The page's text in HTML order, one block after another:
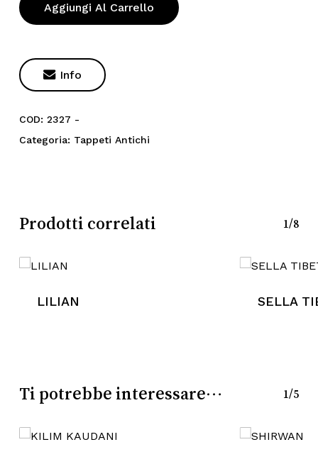
Nessun prodotto nel
Aggiungi Al Carrello
Info
COD: 2327 -
Categoria: Tappeti Antichi
Prodotti correlati 1/8
LILIAN SELLA
Ti potrebbe interessare… 1/5